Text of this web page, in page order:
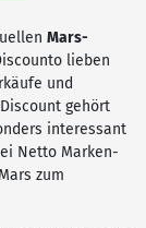
Mars-
lieben
und
gehört
interessant
Netto Marken-
zum